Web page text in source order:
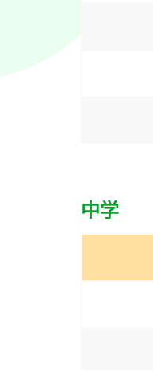
中学